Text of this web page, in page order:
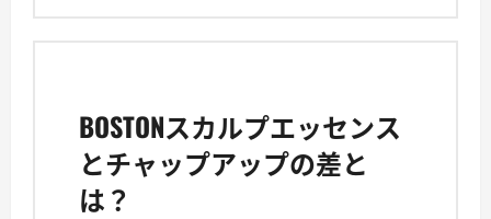
BOSTONスカルプエッセンス
とチャップアップの差と
は？